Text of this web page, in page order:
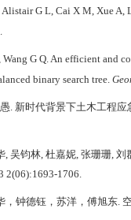
Alistair G L, Cai X M, Xue A,
Wang G Q. An efficient and
binary search tree.
新时代背景下土木工程
, 吴钧林, 杜嘉妮, 张珊珊, 刘
2(06):1693-1706.
，钟德钰，苏洋，傅旭东.